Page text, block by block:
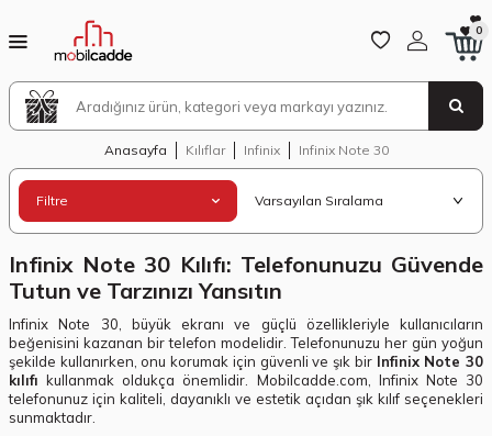
0
Anasayfa Kılıflar Infinix Infinix Note 30
Filtre
Infinix Note 30 Kılıfı: Telefonunuzu Güvende
Tutun ve Tarzınızı Yansıtın
Infinix Note 30, büyük ekranı ve güçlü özellikleriyle kullanıcıların
beğenisini kazanan bir telefon modelidir. Telefonunuzu her gün yoğun
şekilde kullanırken, onu korumak için güvenli ve şık bir Infinix Note 30
kılıfı kullanmak oldukça önemlidir. Mobilcadde.com, Infinix Note 30
telefonunuz için kaliteli, dayanıklı ve estetik açıdan şık kılıf seçenekleri
sunmaktadır.